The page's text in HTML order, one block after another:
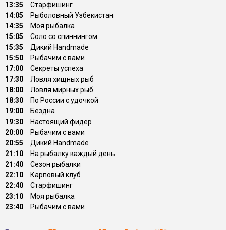
13:35
Старфишинг
14:05
Рыболовный Узбекистан
14:35
Моя рыбалка
15:05
Соло со спиннингом
15:35
Дикий Handmade
15:50
Рыбачим с вами
17:00
Секреты успеха
17:30
Ловля хищных рыб
18:00
Ловля мирных рыб
18:30
По России с удочкой
19:00
Бездна
19:30
Настоящий фидер
20:00
Рыбачим с вами
20:55
Дикий Handmade
21:10
На рыбалку каждый день
21:40
Сезон рыбалки
22:10
Карповый клуб
22:40
Старфишинг
23:10
Моя рыбалка
23:40
Рыбачим с вами